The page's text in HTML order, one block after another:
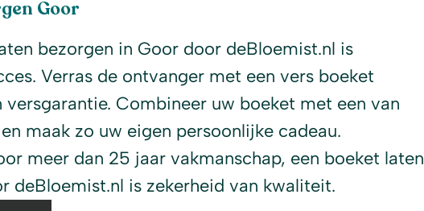
Goor
bezorgen in Goor door deBloemist.nl is
Verras de ontvanger met een vers boeket
Combineer uw boeket met een van
maak zo uw eigen persoonlijke cadeau.
meer dan 25 jaar vakmanschap, een boeket laten
deBloemist.nl is zekerheid van kwaliteit.